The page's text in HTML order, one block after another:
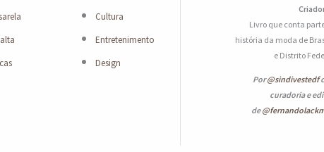
Cultura
Entretenimento
Design
Livro que conta
história da moda de
e Distrito
Por@sindivestedf
curadoria e
de